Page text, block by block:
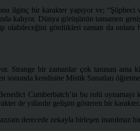
ilginç bir karakter yapıyor ve;
kalıyor. Dünya görüşünün tamamen
olabileceğini gördükleri zaman da
Strange bir zamanlar çok tanınan ama
kendisine Mistik Sanatları
Cumberbatch’in bu rolü
de yıllardır gelişim gösteren bir
derecede zekayla birleşen inanılmaz